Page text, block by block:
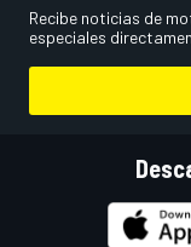
Recibe noticias de
especiales